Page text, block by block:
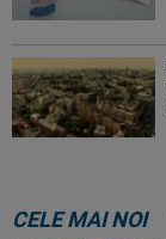
CELE MAI NOI